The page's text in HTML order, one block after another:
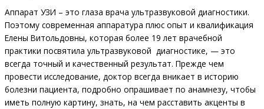
Аппарат УЗИ – это глаза врача ультразвуковой диагностики.
Поэтому современная аппаратура плюс опыт и квалификация
Елены Витольдовны, которая более 19 лет врачебной
практики посвятила ультразвуковой диагностике, — это
всегда точный и качественный результат. Прежде чем
провести исследование, доктор всегда вникает в историю
болезни пациента, подробно опрашивает по анамнезу, чтобы
иметь полную картину, знать, на чем расставить акценты в